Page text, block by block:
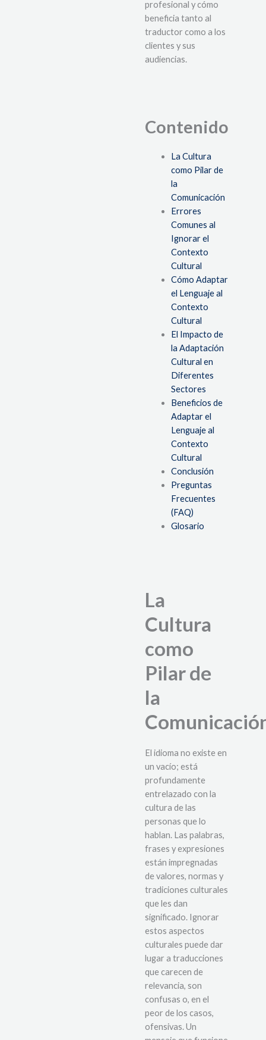
profesional y cómo
beneficia tanto al
traductor como a los
clientes y sus
audiencias.
Contenido
La Cultura
como Pilar de
la
Comunicación
Errores
Comunes al
Ignorar el
Contexto
Cultural
Cómo Adaptar
el Lenguaje al
Contexto
Cultural
El Impacto de
la Adaptación
Cultural en
Diferentes
Sectores
Beneficios de
Adaptar el
Lenguaje al
Contexto
Cultural
Conclusión
Preguntas
Frecuentes
(FAQ)
Glosario
La
Cultura
como
Pilar de
la
El idioma no existe en
un vacío; está
profundamente
entrelazado con la
cultura de las
personas que lo
hablan. Las palabras,
frases y expresiones
están impregnadas
de valores, normas y
tradiciones culturales
que les dan
significado. Ignorar
estos aspectos
culturales puede dar
lugar a traducciones
que carecen de
relevancia, son
confusas o, en el
peor de los casos,
ofensivas. Un